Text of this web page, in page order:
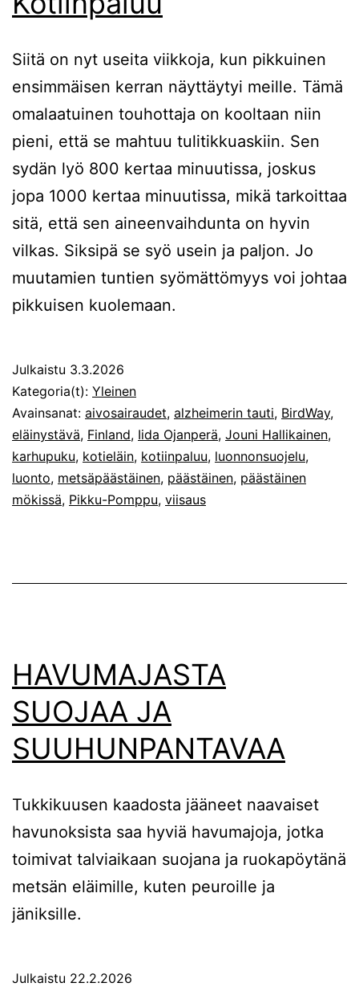
Siitä on nyt useita viikkoja, kun pikkuinen
ensimmäisen kerran näyttäytyi meille. Tämä
omalaatuinen touhottaja on kooltaan niin
pieni, että se mahtuu tulitikkuaskiin. Sen
sydän lyö 800 kertaa minuutissa, joskus
jopa 1000 kertaa minuutissa, mikä tarkoittaa
sitä, että sen aineenvaihdunta on hyvin
vilkas. Siksipä se syö usein ja paljon. Jo
muutamien tuntien syömättömyys voi johtaa
pikkuisen kuolemaan.
Julkaistu 3.3.2026
Kategoria(t): Yleinen
Avainsanat: aivosairaudet, alzheimerin tauti, BirdWay,
eläinystävä, Finland, Iida Ojanperä, Jouni Hallikainen,
karhupuku, kotieläin, kotiinpaluu, luonnonsuojelu,
luonto, metsäpäästäinen, päästäinen, päästäinen
mökissä, Pikku-Pomppu, viisaus
HAVUMAJASTA
SUOJAA JA
SUUHUNPANTAVAA
Tukkikuusen kaadosta jääneet naavaiset
havunoksista saa hyviä havumajoja, jotka
toimivat talviaikaan suojana ja ruokapöytänä
metsän eläimille, kuten peuroille ja
jäniksille.
Julkaistu 22.2.2026